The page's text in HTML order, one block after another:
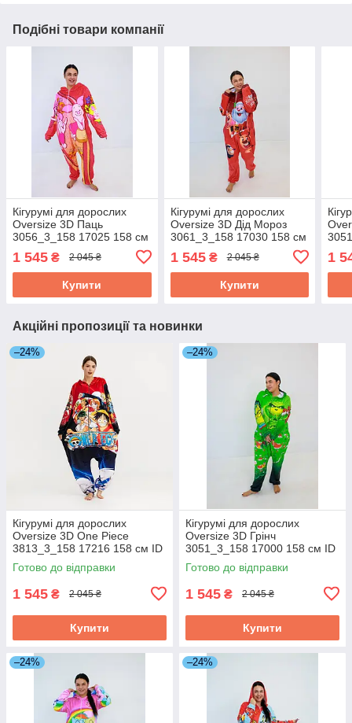
Подібні товари компанії
Кігурумі для дорослих
Oversize 3D Паць
3056_3_158 17025 158 см
1 545 ₴ 2 045 ₴
Купити
Кігурумі для дорослих
Oversize 3D Дід Мороз
3061_3_158 17030 158 см
1 545₴ 2 045 ₴
Купити
1
Акційні пропозиції та новинки
–24%
Кігурумі для дорослих
Oversize 3D One Piece
3813_3_158 17216 158 см ID
4925827
Готово до відправки
1 545 ₴ 2 045 ₴
Купити
–24%
Кігурумі для дорослих
Oversize 3D Грінч
3051_3_158 17000 158 см ID
4882363
Готово до відправки
1 545 ₴ 2 045 ₴
Купити
–24% –24%